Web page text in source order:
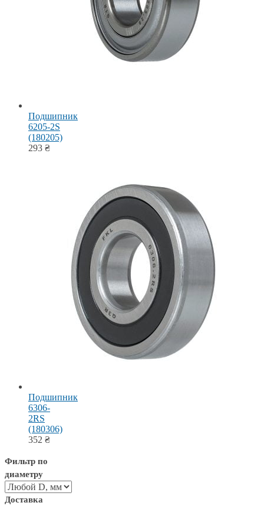
Подшипник
6205-2S
(180205)
293 ₴
Подшипник
6306-
2RS
(180306)
352 ₴
Фильтр по
диаметру
Доставка